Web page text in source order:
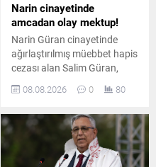
Narin cinayetinde
amcadan olay mektup!
Narin Güran cinayetinde
ağırlaştırılmış müebbet hapis
cezası alan Salim Güran,
cezaevinden yazdığı
mektupta suçsuz olduğunu
failinin Nevzat Bahtiyar
olduğunu öne sürdü.
08.08.2026 0 80